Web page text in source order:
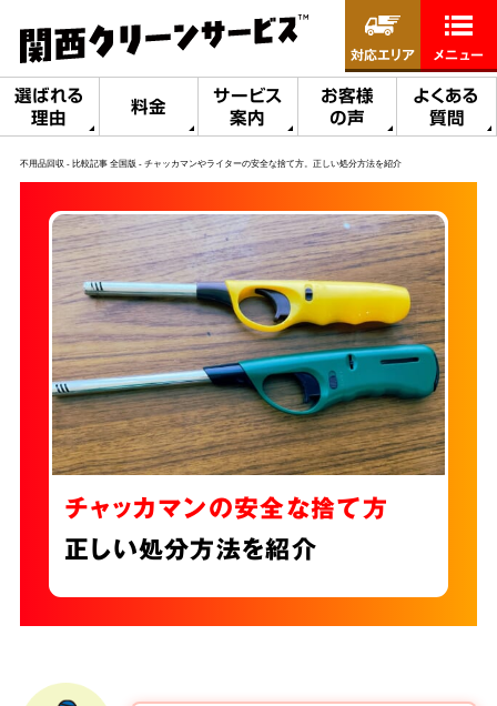
選ばれる
理由
料金
サービス
案内
お客様
の声
よくある
質問
対応エリア メニュー
不用品回収 比較記事 全国版 チャッカマンやライターの安全な捨て方。正しい処分方法を紹介
チャッカマンの安全な捨て方
正しい処分方法を紹介